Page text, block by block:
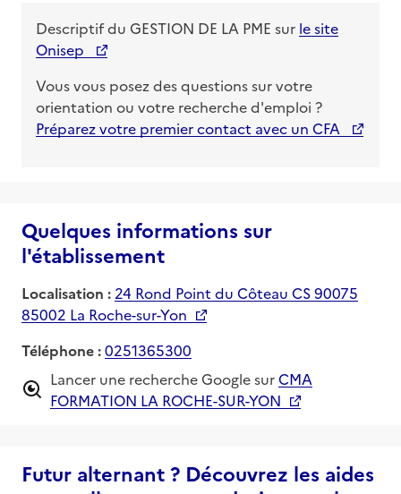
Descriptif du GESTION DE LA PME sur le site
Onisep
Vous vous posez des questions sur votre
orientation ou votre recherche d'emploi ?
Préparez votre premier contact avec un CFA
Quelques informations sur
l'établissement
Localisation : 24 Rond Point du Côteau CS 90075
85002 La Roche-sur-Yon
Téléphone :0251365300
Lancer une recherche Google surCMA
FORMATION LA ROCHE-SUR-YON
Futur alternant ? Découvrez les aides